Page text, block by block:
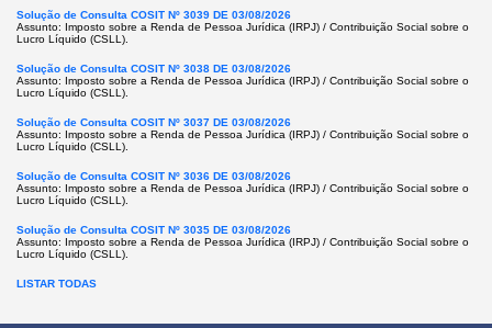
Solução de Consulta COSIT Nº 3039 DE 03/08/2026
Assunto: Imposto sobre a Renda de Pessoa Jurídica (IRPJ) / Contribuição Social sobre o
Lucro Líquido (CSLL).
Solução de Consulta COSIT Nº 3038 DE 03/08/2026
Assunto: Imposto sobre a Renda de Pessoa Jurídica (IRPJ) / Contribuição Social sobre o
Lucro Líquido (CSLL).
Solução de Consulta COSIT Nº 3037 DE 03/08/2026
Assunto: Imposto sobre a Renda de Pessoa Jurídica (IRPJ) / Contribuição Social sobre o
Lucro Líquido (CSLL).
Solução de Consulta COSIT Nº 3036 DE 03/08/2026
Assunto: Imposto sobre a Renda de Pessoa Jurídica (IRPJ) / Contribuição Social sobre o
Lucro Líquido (CSLL).
Solução de Consulta COSIT Nº 3035 DE 03/08/2026
Assunto: Imposto sobre a Renda de Pessoa Jurídica (IRPJ) / Contribuição Social sobre o
Lucro Líquido (CSLL).
LISTAR TODAS